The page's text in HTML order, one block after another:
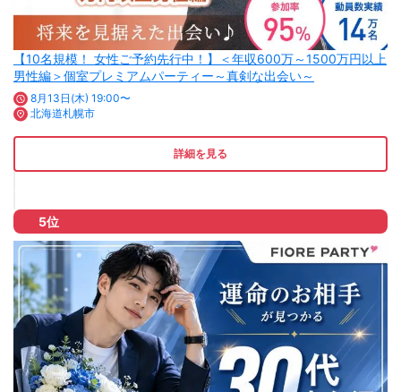
【10名規模！ 女性ご予約先行中！】＜年収600万～1500万円以上
男性編＞個室プレミアムパーティー～真剣な出会い～
8月13日(木) 19:00〜
北海道札幌市
詳細を見る
5位